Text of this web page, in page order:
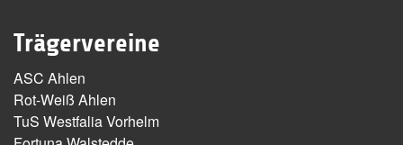
Trägervereine
ASC Ahlen
Rot-Weiß Ahlen
TuS Westfalia Vorhelm